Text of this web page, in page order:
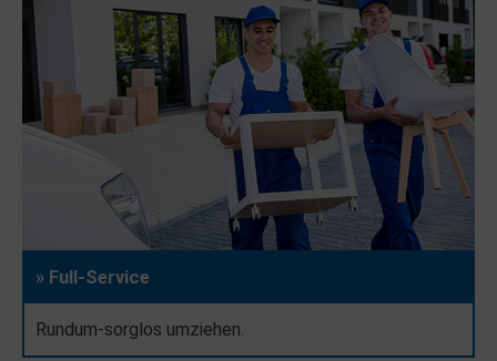
» Full-Service
Rundum-sorglos umziehen.